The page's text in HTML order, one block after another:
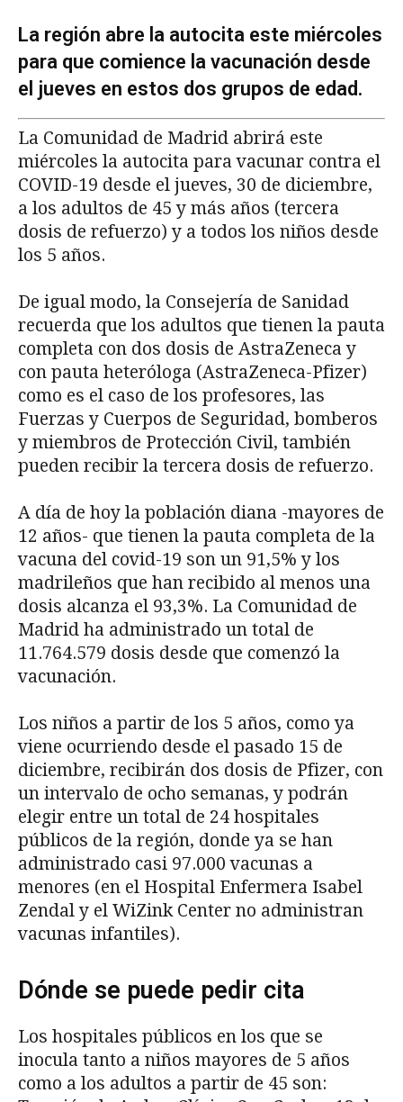
La región abre la autocita este miércoles
para que comience la vacunación desde
el jueves en estos dos grupos de edad.
La Comunidad de Madrid abrirá este
miércoles la autocita para vacunar contra el
COVID-19 desde el jueves, 30 de diciembre,
a los adultos de 45 y más años (tercera
dosis de refuerzo) y a todos los niños desde
los 5 años.
De igual modo, la Consejería de Sanidad
recuerda que los adultos que tienen la pauta
completa con dos dosis de AstraZeneca y
con pauta heteróloga (AstraZeneca-Pfizer)
como es el caso de los profesores, las
Fuerzas y Cuerpos de Seguridad, bomberos
y miembros de Protección Civil, también
pueden recibir la tercera dosis de refuerzo.
A día de hoy la población diana -mayores de
12 años- que tienen la pauta completa de la
vacuna del covid-19 son un 91,5% y los
madrileños que han recibido al menos una
dosis alcanza el 93,3%. La Comunidad de
Madrid ha administrado un total de
11.764.579 dosis desde que comenzó la
vacunación.
Los niños a partir de los 5 años, como ya
viene ocurriendo desde el pasado 15 de
diciembre, recibirán dos dosis de Pfizer, con
un intervalo de ocho semanas, y podrán
elegir entre un total de 24 hospitales
públicos de la región, donde ya se han
administrado casi 97.000 vacunas a
menores (en el Hospital Enfermera Isabel
Zendal y el WiZink Center no administran
vacunas infantiles).
Dónde se puede pedir cita
Los hospitales públicos en los que se
inocula tanto a niños mayores de 5 años
como a los adultos a partir de 45 son: